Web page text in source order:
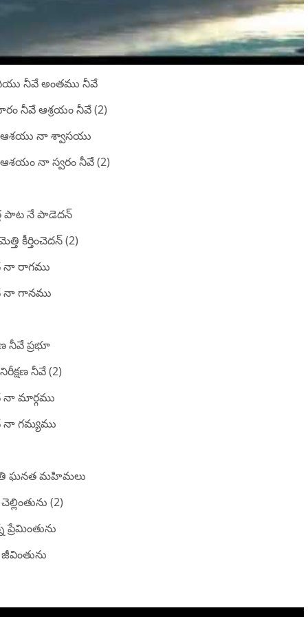
నీవే అంతము నీవే
నీవే ఆశ్రయం నీవే (2)
నా శ్వాసయు
నా స్వరం నీవే (2)
పాట నే పాడెదన్
కీర్తించెదన్ (2)
నా రాగము
నా గానము
నీవే ప్రభూ
నీవే (2)
నా మార్గము
నా గమ్యము
ఘనత మహిమలు
(2)
ప్రేమింతును